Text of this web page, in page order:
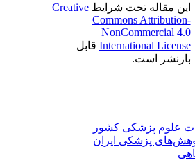
این مقاله تحت شرایطCreative
Commons
NonCommercial
Internationalقابل
بازنشر است.
علوم پزشکی کشور
پزشکی ایران